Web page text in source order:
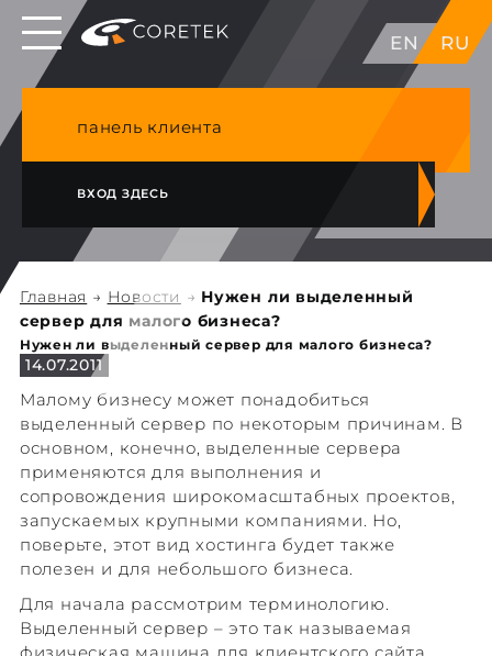
EN RU
Выделенные серверы в ЕС, Японии, ГК, США
NVME VPS & cPanel премиум хостинг в
панель клиента
ВХОД ЗДЕСЬ
Главная → Новости → Нужен ли выделенный
сервер для малого бизнеса?
Нужен ли выделенный сервер для малого бизнеса?
14.07.2011
Малому бизнесу может понадобиться
выделенный сервер по некоторым причинам. В
основном, конечно, выделенные сервера
применяются для выполнения и
сопровождения широкомасштабных проектов,
запускаемых крупными компаниями. Но,
поверьте, этот вид хостинга будет также
полезен и для небольшого бизнеса.
Для начала рассмотрим терминологию.
Выделенный сервер – это так называемая